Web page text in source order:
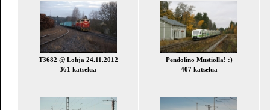
T3682 @ Lohja 24.11.2012
361 katselua
Pendolino Mustiolla! :)
407 katselua